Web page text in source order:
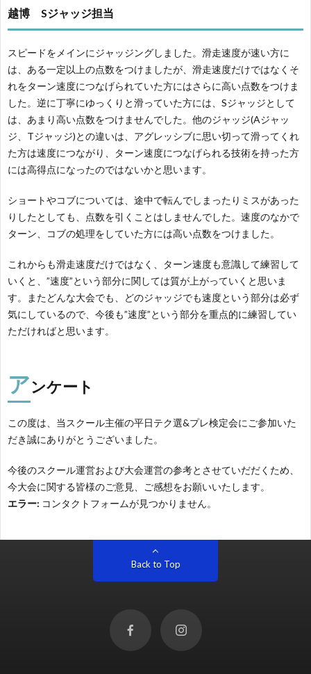
越博 Sジャッジ担当
スピードをメインにジャッジングしました。滑走速度が速い方に
は、ある一定以上の点数をつけましたが、滑走速度だけではなくそ
れをターン速度につなげられていた方にはさらに高い点数をつけま
した。逆に丁寧にゆっくりと滑っていた方には、Sジャッジとして
は、あまり高い点数をつけませんでした。他のジャッジ(Aジャッ
ジ、Tジャッジ)との違いは、アグレッシブに思い切って滑ってくれ
た方は速度につながり、ターン速度につなげられる技術を持った方
には高得点になったのではないかと思います。
ショートやコブについては、途中で転んでしまったりミスがあった
りしたとしても、点数を引くことはしませんでした。速度のなかで
ターン、コブの処理をしていた方には高い点数をつけました。
これからも滑走速度だけではなく、ターン速度も意識して練習して
いくと、”速度”という部分に関しては質が上がっていくと思いま
す。またどんな大会でも、どのジャッジでも速度という部分は必ず
気にしているので、今後も”速度”という部分を重点的に練習してい
ただければと思います。
アンケート
この度は、当スクール主催の平日テク選&プレ検定会にご参加いた
だき誠にありがとうございました。
今後のスクール運営および大会運営の参考とさせていだだくため、
今大会に関する皆様のご意見、ご感想をお願いいたします。
エラー: コンタクトフォームが見つかりません。
Back to Top